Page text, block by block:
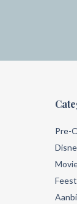
Pre-